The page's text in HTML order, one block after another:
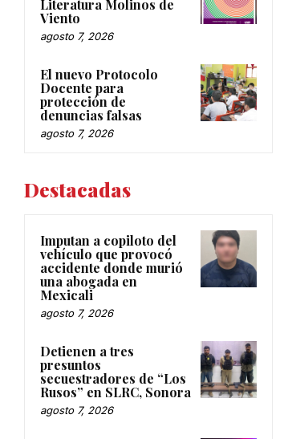
Literatura Molinos de
Viento
agosto 7, 2026
El nuevo Protocolo
Docente para
protección de
denuncias falsas
agosto 7, 2026
Destacadas
Imputan a copiloto del
vehículo que provocó
accidente donde murió
una abogada en
Mexicali
agosto 7, 2026
Detienen a tres
presuntos
secuestradores de “Los
Rusos” en SLRC, Sonora
agosto 7, 2026